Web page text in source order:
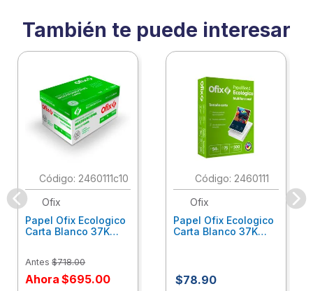
También te puede interesar
: 2460111c10
Ofix
Papel Ofix Ecologico
Carta Blanco 37K
Antes $718.00
Ahora $695.00
: 2460111
Ofix
Papel Ofix Ecologico
Carta Blanco 37K
$78.90